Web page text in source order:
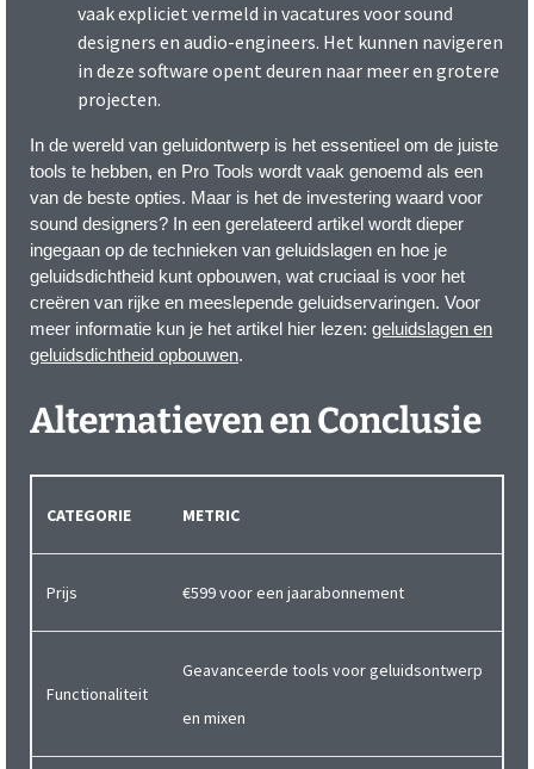
vaak expliciet vermeld in vacatures voor sound
designers en audio-engineers. Het kunnen navigeren
in deze software opent deuren naar meer en grotere
projecten.
In de wereld van geluidontwerp is het essentieel om de juiste
tools te hebben, en Pro Tools wordt vaak genoemd als een
van de beste opties. Maar is het de investering waard voor
sound designers? In een gerelateerd artikel wordt dieper
ingegaan op de technieken van geluidslagen en hoe je
geluidsdichtheid kunt opbouwen, wat cruciaal is voor het
creëren van rijke en meeslepende geluidservaringen. Voor
meer informatie kun je het artikel hier lezen: geluidslagen en
geluidsdichtheid opbouwen.
Alternatieven en Conclusie
CATEGORIE METRIC
Prijs €599 voor een jaarabonnement
Functionaliteit
Geavanceerde tools voor geluidsontwerp
en mixen